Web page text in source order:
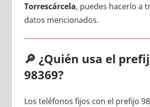
Torrescárcela, puedes hacerlo а
datos mencionados.
🔎 ¿Quién usa el
98369?
Los teléfonos fijos сοn el prefijo